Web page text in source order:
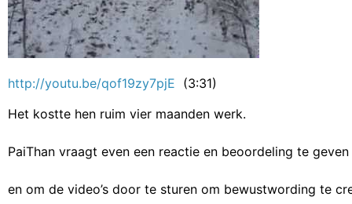
http://youtu.be/qof19zy7pjE (3:31)
Het kostte hen ruim vier maanden werk.
PaiThan vraagt even een reactie en beoordeling te geven
en om de video’s door te sturen om bewustwording te